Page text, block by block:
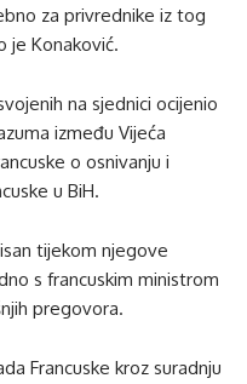
za privrednike iz tog
je Konaković.
na sjednici ocijenio
između Vijeća
o osnivanju i
u BiH.
tijekom njegove
s francuskim ministrom
pregovora.
Francuske kroz suradnju